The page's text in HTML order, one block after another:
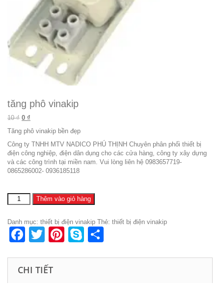
tăng phô vinakip
10₫ Giá gốc là: 10 ₫.
0 ₫
Tăng phô vinakip bền đẹp
Công ty TNHH MTV NADICO PHÚ THỊNH Chuyên phân phối thiết bị
điện công nghiệp, điện dân dụng cho các cửa hàng, công ty xây dựng
và các công trình tại miền nam. Vui lòng liên hệ 0983657719-
0865286002- 0936185118
tăng
phô
số
lượng
Thêm vào giỏ hàng
Danh mục: thiết bị điện vinakip Thẻ: thiết bị điện vinakip
Facebook
TwitterPinterest
Skype
CHI TIẾT